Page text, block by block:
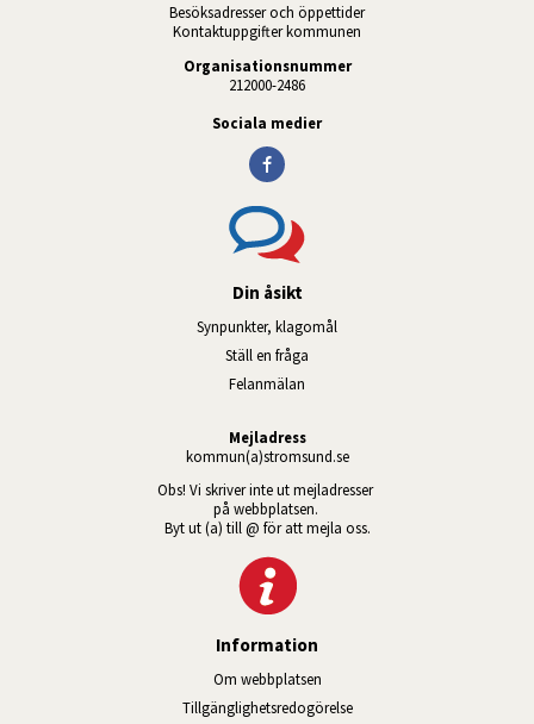
Besöksadresser och öppettider
Kontaktuppgifter kommunen
Organisationsnummer
212000-2486
Sociala medier
Din åsikt
Synpunkter, klagomål
Ställ en fråga
Felanmälan
Mejladress
kommun(a)stromsund.se
Obs! Vi skriver inte ut mejladresser
på webbplatsen.
Byt ut (a) till @ för att mejla oss.
Information
Om webbplatsen
Tillgänglig­hets­redo­görelse